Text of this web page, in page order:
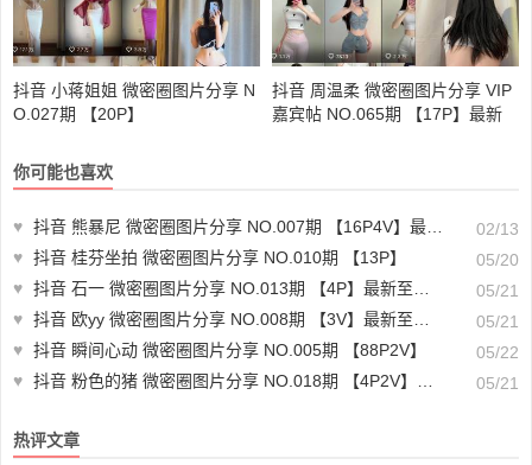
抖音 小蒋姐姐 微密圈图片分享 N
O.027期 【20P】
抖音 周温柔 微密圈图片分享 VIP
嘉宾帖 NO.065期 【17P】最新
你可能也喜欢
♥ 抖音 熊暴尼 微密圈图片分享 NO.007期 【16P4V】最新至：2025.1.21
02/13
♥ 抖音 桂芬坐拍 微密圈图片分享 NO.010期 【13P】
05/20
♥ 抖音 石一 微密圈图片分享 NO.013期 【4P】最新至：2023.7.30
05/21
♥ 抖音 欧yy 微密圈图片分享 NO.008期 【3V】最新至：2023.6.16
05/21
♥ 抖音 瞬间心动 微密圈图片分享 NO.005期 【88P2V】
05/22
♥ 抖音 粉色的猪 微密圈图片分享 NO.018期 【4P2V】最新至：2023.7.2 05/21
热评文章